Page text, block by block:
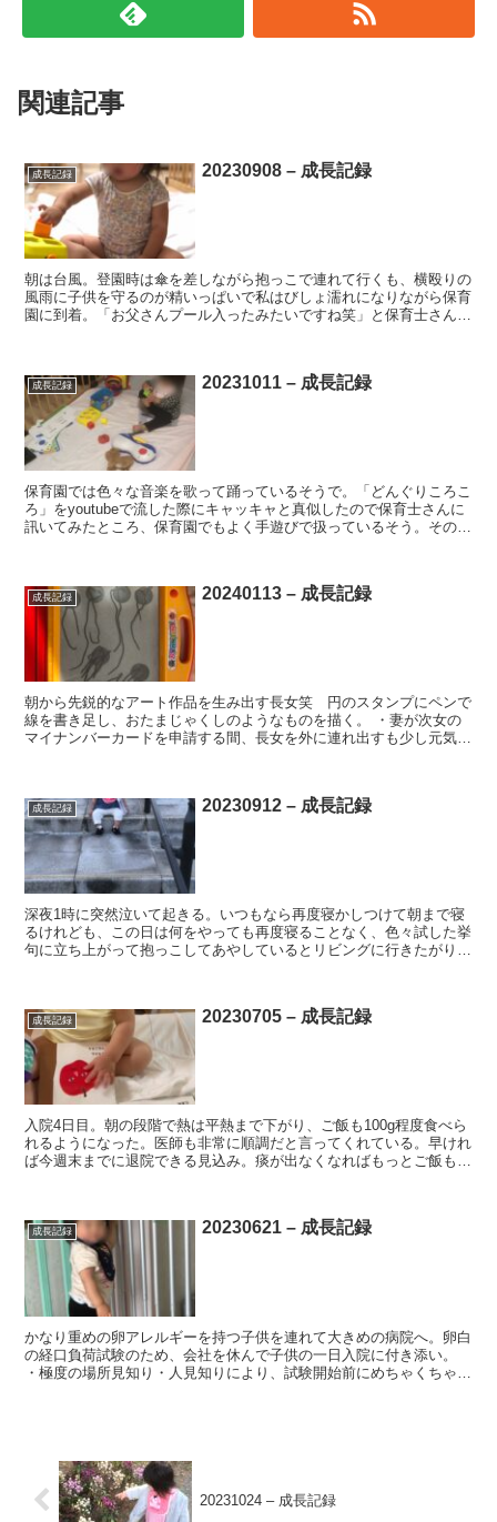
関連記事
成長記録 20230908 – 成長記録
朝は台風。登園時は傘を差しながら抱っこで連れて行くも、横殴りの
風雨に子供を守るのが精いっぱいで私はびしょ濡れになりながら保育
園に到着。「お父さんプール入ったみたいですね笑」と保育士さんに
成長記録 20231011 – 成長記録
保育園では色々な音楽を歌って踊っているそうで。「どんぐりころこ
ろ」をyoutubeで流した際にキャッキャと真似したので保育士さんに
訊いてみたところ、保育園でもよく手遊びで扱っているそう。その
成長記録 20240113 – 成長記録
朝から先鋭的なアート作品を生み出す長女笑 円のスタンプにペンで
線を書き足し、おたまじゃくしのようなものを描く。 ・妻が次女の
マイナンバーカードを申請する間、長女を外に連れ出すも少し元気が
成長記録 20230912 – 成長記録
深夜1時に突然泣いて起きる。いつもなら再度寝かしつけて朝まで寝
るけれども、この日は何をやっても再度寝ることなく、色々試した挙
句に立ち上がって抱っこしてあやしているとリビングに行きたがり、
成長記録 20230705 – 成長記録
入院4日目。朝の段階で熱は平熱まで下がり、ご飯も100g程度食べら
れるようになった。医師も非常に順調だと言ってくれている。早けれ
ば今週末までに退院できる見込み。痰が出なくなればもっとご飯も食
成長記録 20230621 – 成長記録
かなり重めの卵アレルギーを持つ子供を連れて大きめの病院へ。卵白
の経口負荷試験のため、会社を休んで子供の一日入院に付き添い。
・極度の場所見知り・人見知りにより、試験開始前にめちゃくちゃギ
20231024 – 成長記録